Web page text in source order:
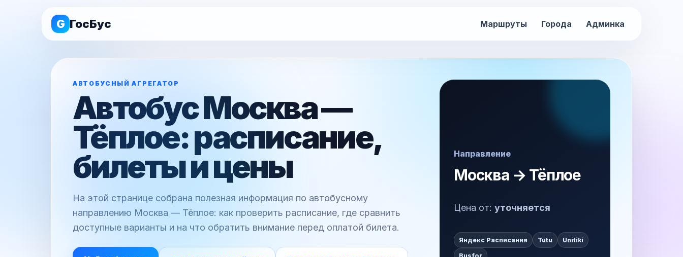
G ГосБус Маршруты Города Админка
АВТОБУСНЫЙ АГРЕГАТОР
Автобус Москва —
Тёплое: расписание,
билеты и цены
На этой странице собрана полезная информация по автобусному
направлению Москва — Тёплое: как проверить расписание, где сравнить
доступные варианты и на что обратить внимание перед оплатой билета.
Направление
Москва → Тёплое
Цена от: уточняется
Яндекс Расписания Tutu Unitiki